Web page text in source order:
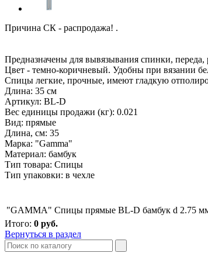
Причина СК - распродажа! .
Предназначены для вывязывания спинки,
Цвет - темно-коричневый. Удобны при вязании
Спицы легкие, прочные, имеют гладкую
Длина: 35 см
Артикул: BL-D
Вес единицы продажи (кг): 0.021
Вид: прямые
Длина, см: 35
Марка: "Gamma"
Материал: бамбук
Тип товара: Спицы
Тип упаковки: в чехле
"GAMMA" Спицы прямые BL-D бамбук d 2.75
Итого: 0 руб.
Вернуться в раздел